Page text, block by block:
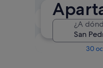
¿A
En
21
Dentro
30